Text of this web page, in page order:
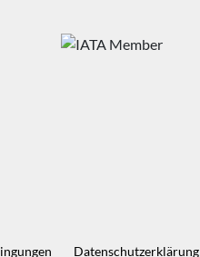
Datenschutz­erklärung